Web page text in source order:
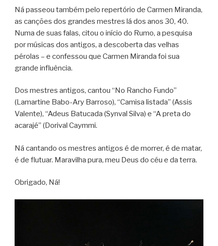
Ná passeou também pelo repertório de Carmen Miranda,
as canções dos grandes mestres lá dos anos 30, 40.
Numa de suas falas, citou o início do Rumo, a pesquisa
por músicas dos antigos, a descoberta das velhas
pérolas – e confessou que Carmen Miranda foi sua
grande influência.
Dos mestres antigos, cantou “No Rancho Fundo”
(Lamartine Babo-Ary Barroso), “Camisa listada” (Assis
Valente), “Adeus Batucada (Synval Silva) e “A preta do
acarajé” (Dorival Caymmi.
Ná cantando os mestres antigos é de morrer, é de matar,
é de flutuar. Maravilha pura, meu Deus do céu e da terra.
Obrigado, Ná!